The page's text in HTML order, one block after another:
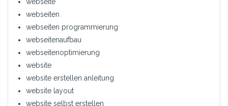
webseiten
webseiten programmierung
webseitenaufbau
webseitenoptimierung
website
website erstellen anleitung
website layout
website selbst erstellen